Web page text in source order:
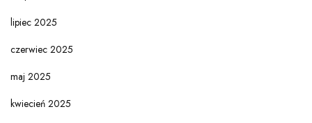
lipiec 2025
czerwiec 2025
maj 2025
kwiecień 2025